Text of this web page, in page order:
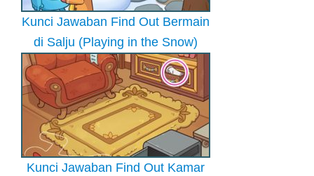
Kunci Jawaban Find Out Bermain
di Salju (Playing in the Snow)
Kunci Jawaban Find Out Kamar